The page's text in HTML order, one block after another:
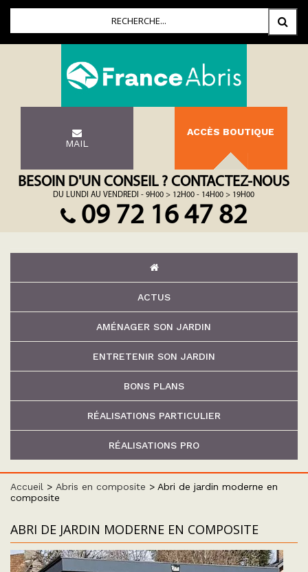
MAIL
ACCÈS BOUTIQUE
BESOIN D'UN CONSEIL ? CONTACTEZ-NOUS
DU LUNDI AU VENDREDI - 9H00 > 12H00 - 14H00 > 19H00
09 72 16 47 82
ACTUS
AMÉNAGER SON JARDIN
ENTRETENIR SON JARDIN
BONS PLANS
RÉALISATIONS PARTICULIER
RÉALISATIONS PRO
Accueil > Abris en composite > Abri de jardin moderne en
composite
ABRI DE JARDIN MODERNE EN COMPOSITE